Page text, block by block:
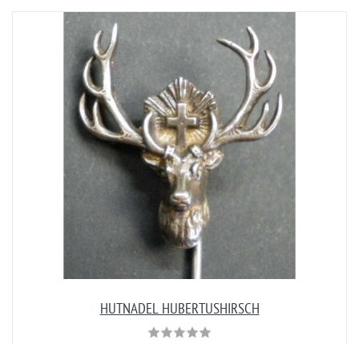
HUTNADEL HUBERTUSHIRSCH